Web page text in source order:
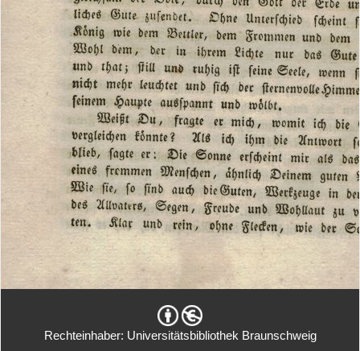
Rechteinhaber: Universitätsbibliothek Braunschweig